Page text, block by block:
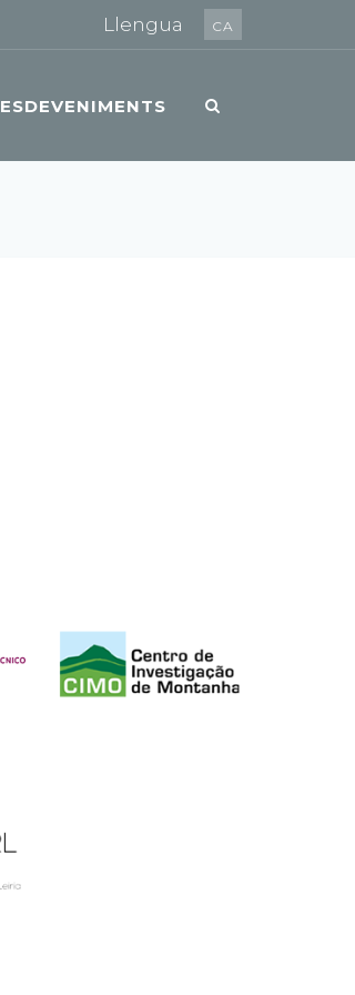
Llengua CA
ESDEVENIMENTS